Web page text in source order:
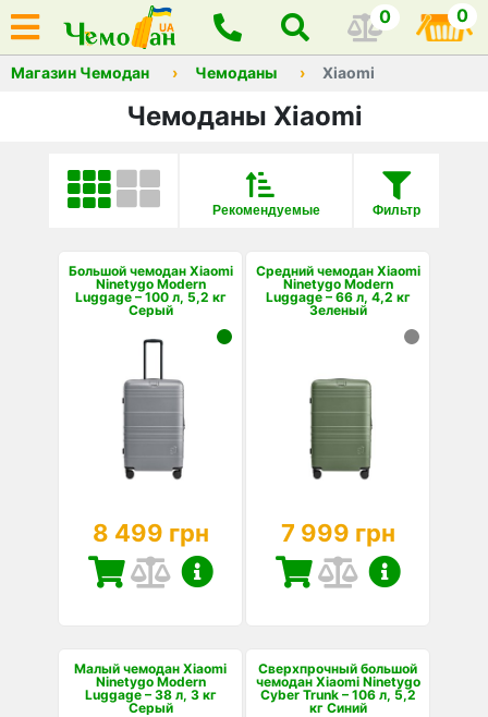
0 0
Магазин Чемодан Чемоданы Xiaomi
Чемоданы Xiaomi
Фильтр
Рекомендуемые
Большой чемодан Xiaomi
Ninetygo Modern
Luggage – 100 л, 5,2 кг
Серый
8 499 грн
Средний чемодан Xiaomi
Ninetygo Modern
Luggage – 66 л, 4,2 кг
Зеленый
7 999 грн
Малый чемодан Xiaomi
Ninetygo Modern
Luggage – 38 л, 3 кг
Серый
Сверхпрочный большой
чемодан Xiaomi Ninetygo
Cyber Trunk – 106 л, 5,2
кг Синий